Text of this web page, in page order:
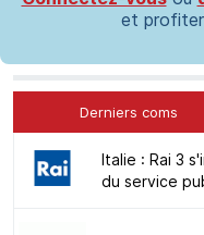
et
Derniers coms
Italie : Rai 3
du service